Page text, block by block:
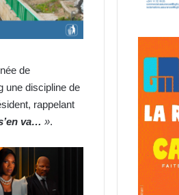
de
une discipline de
rappelant
va… ».